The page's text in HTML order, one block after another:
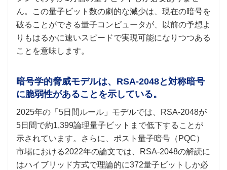
ん。この量子ビット数の劇的な減少は、現在の暗号を
破ることができる量子コンピュータが、以前の予想よ
りもはるかに速いスピードで実現可能になりつつある
ことを意味します。
暗号学的脅威モデルは、RSA-2048と対称暗号
に脆弱性があることを示している。
2025年の「5日間ルール」モデルでは、RSA-2048が
5日間で約1,399論理量子ビットまで低下することが
示されています。さらに、ポスト量子暗号（PQC）
市場における2022年の論文では、RSA-2048の解読に
はハイブリッド方式で理論的に372量子ビットしか必